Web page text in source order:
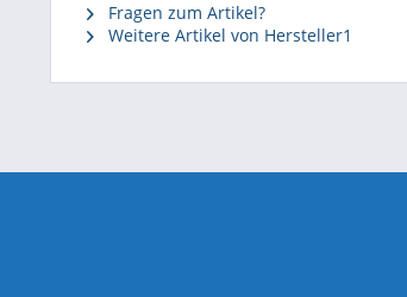
Fragen zum Artikel?
Weitere Artikel von Hersteller1